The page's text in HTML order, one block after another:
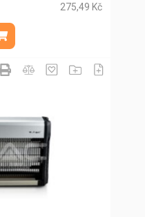
275,49 Kč
ks
Přidat do košíku